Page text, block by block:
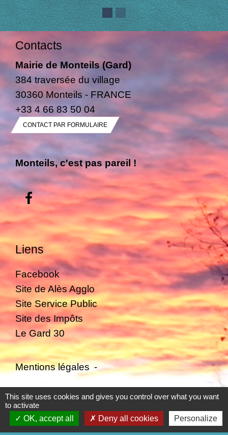
Contacts
Mairie de Monteils (Gard)
384 traversée du village
30360 Monteils - FRANCE
+33 4 66 83 50 04
CONTACT PAR FORMULAIRE
Monteils, c'est pas pareil !
Liens
Facebook
Site de Alès Agglo
Site Service Public
Site des Impôts
Le Gard 30
Mentions légales -
Politique de confidentialité - Accessibilité -
Plan du site - Gestion des cookies
This site uses cookies and gives you control over what you want
to activate
OK, accept all
Deny all cookies Personalize